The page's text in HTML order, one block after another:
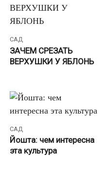
САД
ЗАЧЕМ СРЕЗАТЬ
ВЕРХУШКИ У ЯБЛОНЬ
САД
Йошта: чем интересна
эта культура